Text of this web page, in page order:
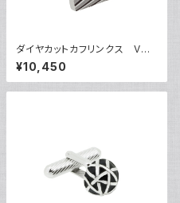
ダイヤカットカフリンクス VQC
-0705
¥10,450